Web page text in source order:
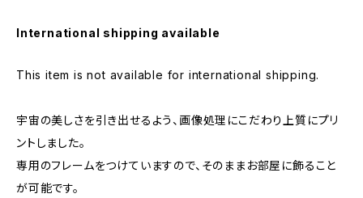
International shipping available
This item is not available for international shipping.
宇宙の美しさを引き出せるよう、画像処理にこだわり上質にプリ
ントしました。
専用のフレームをつけていますので、そのままお部屋に飾ること
が可能です。